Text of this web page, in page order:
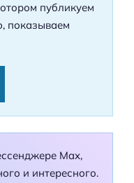
публикуем
показываем
Max,
и интересного.